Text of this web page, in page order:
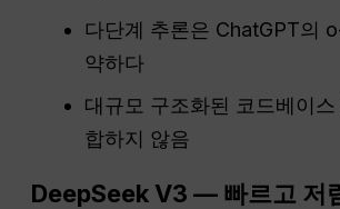
다단계 추론은 ChatGPT의
약하다
대규모 구조화된 코드베이스
합하지 않음
DeepSeek V3 — 빠르고 저